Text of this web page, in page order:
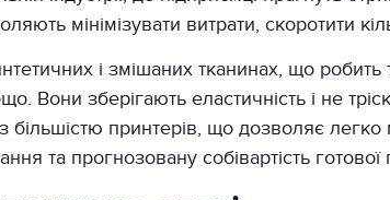
мінімізувати витрати, скоротити
і змішаних тканинах, що
Вони зберігають еластичність і не
більшістю принтерів, що дозволяє
та прогнозовану собівартість готової